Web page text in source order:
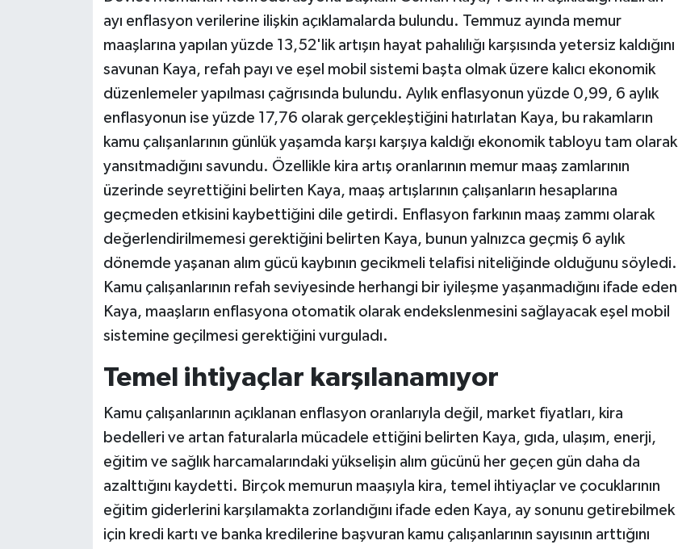
ayı enflasyon verilerine ilişkin açıklamalarda bulundu. Temmuz ayında memur
maaşlarına yapılan yüzde 13,52'lik artışın hayat pahalılığı karşısında yetersiz kaldığını
savunan Kaya, refah payı ve eşel mobil sistemi başta olmak üzere kalıcı ekonomik
düzenlemeler yapılması çağrısında bulundu. Aylık enflasyonun yüzde 0,99, 6 aylık
enflasyonun ise yüzde 17,76 olarak gerçekleştiğini hatırlatan Kaya, bu rakamların
kamu çalışanlarının günlük yaşamda karşı karşıya kaldığı ekonomik tabloyu tam olarak
yansıtmadığını savundu. Özellikle kira artış oranlarının memur maaş zamlarının
üzerinde seyrettiğini belirten Kaya, maaş artışlarının çalışanların hesaplarına
geçmeden etkisini kaybettiğini dile getirdi. Enflasyon farkının maaş zammı olarak
değerlendirilmemesi gerektiğini belirten Kaya, bunun yalnızca geçmiş 6 aylık
dönemde yaşanan alım gücü kaybının gecikmeli telafisi niteliğinde olduğunu söyledi.
Kamu çalışanlarının refah seviyesinde herhangi bir iyileşme yaşanmadığını ifade eden
Kaya, maaşların enflasyona otomatik olarak endekslenmesini sağlayacak eşel mobil
sistemine geçilmesi gerektiğini vurguladı.
Temel ihtiyaçlar karşılanamıyor
Kamu çalışanlarının açıklanan enflasyon oranlarıyla değil, market fiyatları, kira
bedelleri ve artan faturalarla mücadele ettiğini belirten Kaya, gıda, ulaşım, enerji,
eğitim ve sağlık harcamalarındaki yükselişin alım gücünü her geçen gün daha da
azalttığını kaydetti. Birçok memurun maaşıyla kira, temel ihtiyaçlar ve çocuklarının
eğitim giderlerini karşılamakta zorlandığını ifade eden Kaya, ay sonunu getirebilmek
için kredi kartı ve banka kredilerine başvuran kamu çalışanlarının sayısının arttığını
Yaşam-Çevre